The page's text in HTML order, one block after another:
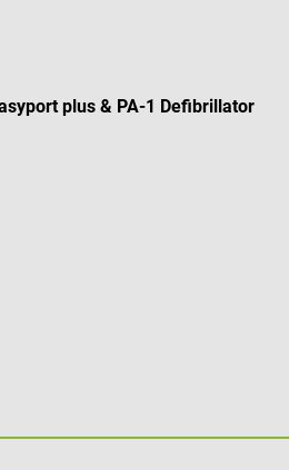
plus & PA-1 Defibrillator